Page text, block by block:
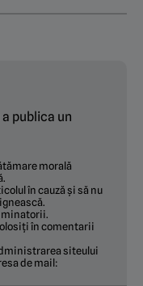
publica un
morală
în cauză și să nu
în comentarii
siteului
de mail: